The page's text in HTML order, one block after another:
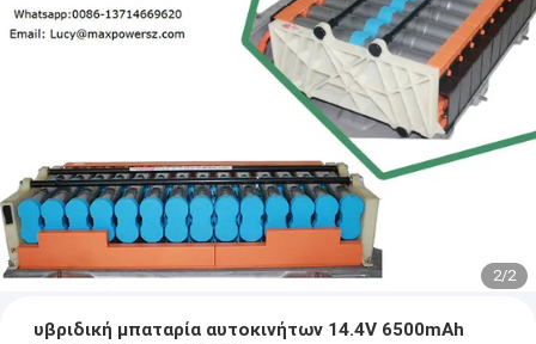
2/2
υβριδική μπαταρία αυτοκινήτων 14.4V 6500mAh